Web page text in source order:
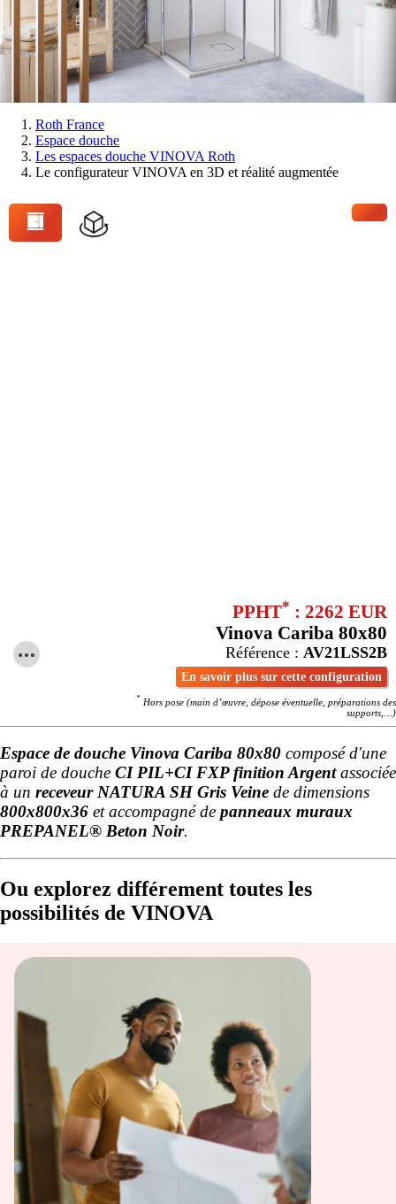
Vous
êtes
Roth France
Espace douche
Les espaces douche VINOVA Roth
Le configurateur VINOVA en 3D et réalité augmentée
PPHT* : 2262 EUR
Vinova Cariba 80x80
Référence : AV21LSS2B
En savoir plus sur cette configuration
* Hors pose (main d’œuvre, dépose éventuelle, préparations des
supports,…)
Espace de douche Vinova Cariba 80x80 composé d'une
paroi de douche CI PIL+CI FXP finition Argentassociée
à un receveur NATURA SH Gris Veine de dimensions
800x800x36 et accompagné de panneaux muraux
PREPANEL® Beton Noir.
Ou explorez différement toutes les
possibilités de VINOVA